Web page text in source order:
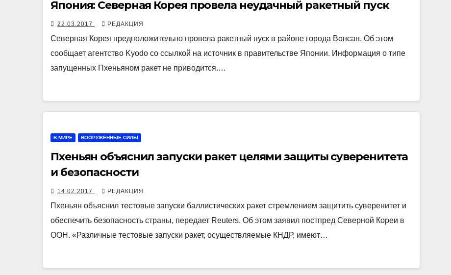
Япония: Северная Корея провела неудачный ракетный пуск
22.03.2017 РЕДАКЦИЯ
Северная Корея предположительно провела ракетный пуск в районе города Вонсан. Об этом
сообщает агентство Kyodo со ссылкой на источник в правительстве Японии. Информация о типе
запущенных Пхеньяном ракет не приводится.…
В МИРЕ ВООРУЖЁННЫЕ СИЛЫ
Пхеньян объяснил запуски ракет целями защиты суверенитета
и безопасности
14.02.2017 РЕДАКЦИЯ
Пхеньян объяснил тестовые запуски баллистических ракет стремлением защитить суверенитет и
обеспечить безопасность страны, передает Reuters. Об этом заявил постпред Северной Кореи в
ООН. «Различные тестовые запуски ракет, осуществляемые КНДР, имеют…